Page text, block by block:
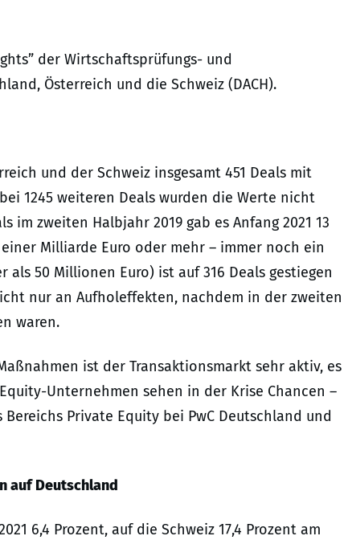
der Wirtschaftsprüfungs- und
Österreich und die Schweiz (DACH).
und der Schweiz insgesamt 451 Deals mit
1245 weiteren Deals wurden die Werte nicht
im zweiten Halbjahr 2019 gab es Anfang 2021 13
Milliarde Euro oder mehr – immer noch ein
50 Millionen Euro) ist auf 316 Deals gestiegen
nur an Aufholeffekten, nachdem in der zweiten
waren.
ist der Transaktionsmarkt sehr aktiv, es
Unternehmen sehen in der Krise Chancen –
Private Equity bei PwC Deutschland und
auf Deutschland
6,4 Prozent, auf die Schweiz 17,4 Prozent am